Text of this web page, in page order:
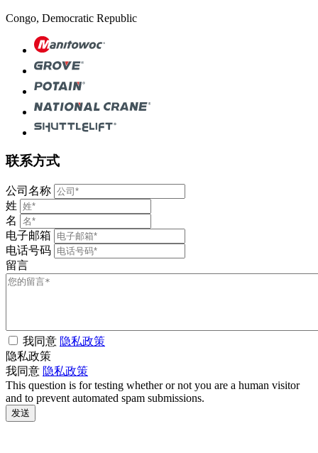
Congo, Democratic Republic
联系方式
公司名称
姓
名
电子邮箱
电话号码
留言
我同意 隐私政策
隐私政策
我同意 隐私政策
This question is for testing whether or not you are a human visitor
and to prevent automated spam submissions.